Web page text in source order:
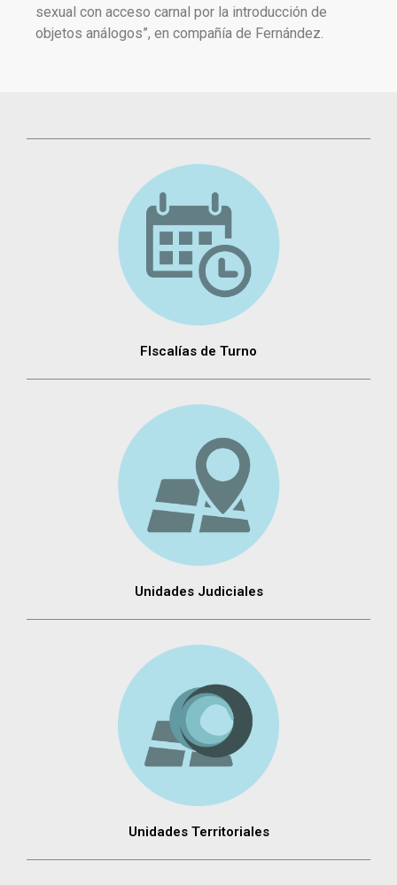
sexual con acceso carnal por la introducción de
objetos análogos”, en compañía de Fernández.
FIscalías de Turno
Unidades Judiciales
Unidades Territoriales